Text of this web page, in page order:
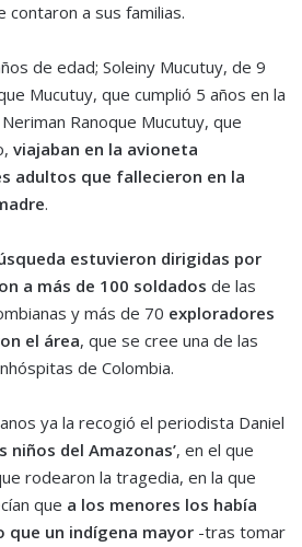
contaron a sus familias.
de edad; Soleiny Mucutuy, de 9
Mucutuy, que cumplió 5 años en la
Ranoque Mucutuy, que
viajaban en la avioneta
adultos que fallecieron en la
.
estuvieron dirigidas por
a más de 100 soldados de las
y más de 70 exploradores
el área, que se cree una de las
de Colombia.
ya la recogió el periodista Daniel
niños del Amazonas’, en el que
rodearon la tragedia, en la que
que a los menores los había
que un indígena mayor -tras tomar